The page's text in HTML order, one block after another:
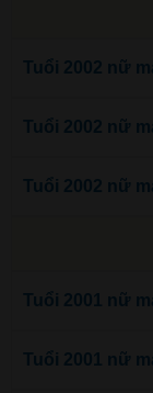
Tuổi 2002 nữ
Tuổi 2002 nữ
Tuổi 2002 nữ
Tuổi 2001 nữ
Tuổi 2001 nữ